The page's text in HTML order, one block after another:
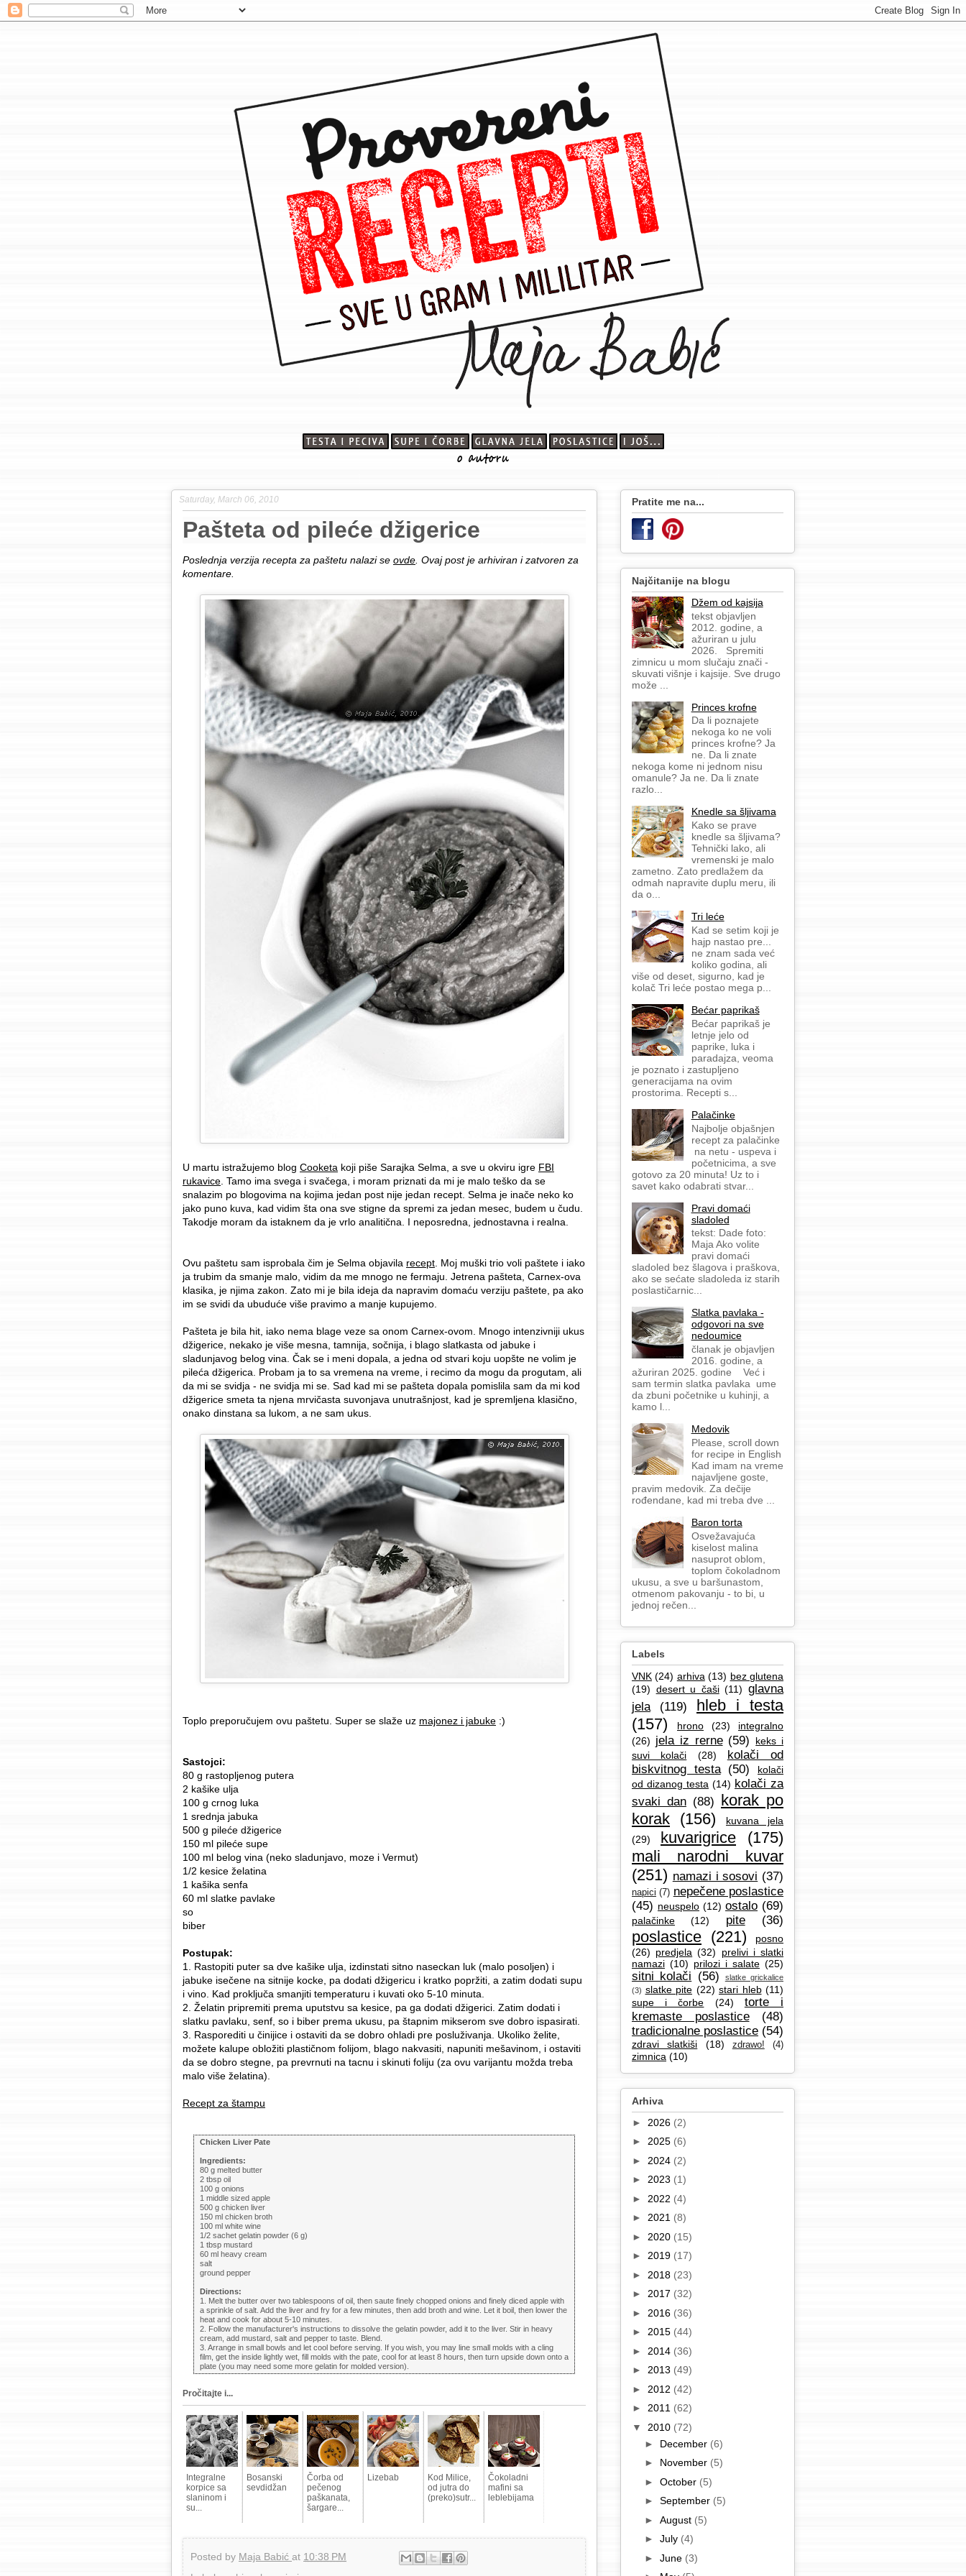
Saturday, March 06, 2010
Pašteta od pileće džigerice
Poslednja verzija recepta za paštetu nalazi se ovde . Ovaj post je arhiviran i zatvoren za
komentare.
U martu istražujemo blog Cooketa koji piše Sarajka Selma, a sve u okviru igre FBI
rukavice . Tamo ima svega i svačega, i moram priznati da mi je malo teško da se
snalazim po blogovima na kojima jedan post nije jedan recept. Selma je inače neko ko
jako puno kuva, kad vidim šta ona sve stigne da spremi za jedan mesec, budem u čudu.
Takodje moram da istaknem da je vrlo analitična. I neposredna, jednostavna i realna.
Ovu paštetu sam isprobala čim je Selma objavila recept . Moj muški trio voli paštete i iako
ja trubim da smanje malo, vidim da me mnogo ne fermaju. Jetrena pašteta, Carnex-ova
klasika, je njima zakon. Zato mi je bila ideja da napravim domaću verziju paštete, pa ako
im se svidi da ubuduće više pravimo a manje kupujemo.
Pašteta je bila hit, iako nema blage veze sa onom Carnex-ovom. Mnogo intenzivniji ukus
džigerice, nekako je više mesna, tamnija, sočnija, i blago slatkasta od jabuke i
sladunjavog belog vina. Čak se i meni dopala, a jedna od stvari koju uopšte ne volim je
pileća džigerica. Probam ja to sa vremena na vreme, i recimo da mogu da progutam, ali
da mi se svidja - ne svidja mi se. Sad kad mi se pašteta dopala pomislila sam da mi kod
džigerice smeta ta njena mrvičasta suvonjava unutrašnjost, kad je spremljena klasično,
onako dinstana sa lukom, a ne sam ukus.
Toplo preporučujem ovu paštetu. Super se slaže uz majonez i jabuke :)
Sastojci:
80 g rastopljenog putera
2 kašike ulja
100 g crnog luka
1 srednja jabuka
500 g pileće džigerice
150 ml pileće supe
100 ml belog vina (neko sladunjavo, moze i Vermut)
1/2 kesice želatina
1 kašika senfa
60 ml slatke pavlake
so
biber
Postupak:
1. Rastopiti puter sa dve kašike ulja, izdinstati sitno naseckan luk (malo posoljen) i
jabuke isečene na sitnije kocke, pa dodati džigericu i kratko popržiti, a zatim dodati supu
i vino. Kad proključa smanjiti temperaturu i kuvati oko 5-10 minuta.
2. Želatin pripremiti prema uputstvu sa kesice, pa ga dodati džigerici. Zatim dodati i
slatku pavlaku, senf, so i biber prema ukusu, pa štapnim mikserom sve dobro ispasirati.
3. Rasporediti u činijice i ostaviti da se dobro ohladi pre posluživanja. Ukoliko želite,
možete kalupe obložiti plastičnom folijom, blago nakvasiti, napuniti mešavinom, i ostaviti
da se dobro stegne, pa prevrnuti na tacnu i skinuti foliju (za ovu varijantu možda treba
malo više želatina).
Recept za štampu
Chicken Liver Pate
Ingredients:
80 g melted butter
2 tbsp oil
100 g onions
1 middle sized apple
500 g chicken liver
150 ml chicken broth
100 ml white wine
1/2 sachet gelatin powder (6 g)
1 tbsp mustard
60 ml heavy cream
salt
ground pepper
Directions:
1. Melt the butter over two tablespoons of oil, then saute finely chopped onions and finely diced apple with
a sprinkle of salt. Add the liver and fry for a few minutes, then add broth and wine. Let it boil, then lower the
heat and cook for about 5-10 minutes.
2. Follow the manufacturer's instructions to dissolve the gelatin powder, add it to the liver. Stir in heavy
cream, add mustard, salt and pepper to taste. Blend.
3. Arrange in small bowls and let cool before serving. If you wish, you may line small molds with a cling
film, get the inside lightly wet, fill molds with the pate, cool for at least 8 hours, then turn upside down onto a
plate (you may need some more gelatin for molded version).
Pročitajte i...
Integralne
korpice sa
slaninom i
su...
Bosanski
sevdidžan
Čorba od
pečenog
paškanata,
šargare...
Lizebab
Kod Milice,
od jutra do
(preko)sutr...
Čokoladni
mafini sa
leblebijama
Posted by Maja Babić at 10:38 PM
Pratite me na...
Najčitanije na blogu
Džem od kajsija
tekst objavljen
2012. godine, a
ažuriran u julu
2026. Spremiti
zimnicu u mom slučaju znači -
skuvati višnje i kajsije. Sve drugo
može ...
Princes krofne
Da li poznajete
nekoga ko ne voli
princes krofne? Ja
ne. Da li znate
nekoga kome ni jednom nisu
omanule? Ja ne. Da li znate
razlo...
Knedle sa šljivama
Kako se prave
knedle sa šljivama?
Tehnički lako, ali
vremenski je malo
zametno. Zato predlažem da
odmah napravite duplu meru, ili
da o...
Tri leće
Kad se setim koji je
hajp nastao pre...
ne znam sada već
koliko godina, ali
više od deset, sigurno, kad je
kolač Tri leće postao mega p...
Bećar paprikaš
Bećar paprikaš je
letnje jelo od
paprike, luka i
paradajza, veoma
je poznato i zastupljeno
generacijama na ovim
prostorima. Recepti s...
Palačinke
Najbolje objašnjen
recept za palačinke
na netu - uspeva i
početnicima, a sve
gotovo za 20 minuta! Uz to i
savet kako odabrati stvar...
Pravi domaći
sladoled
tekst: Dade foto:
Maja Ako volite
pravi domaći
sladoled bez šlagova i praškova,
ako se sećate sladoleda iz starih
poslastičarnic...
Slatka pavlaka -
odgovori na sve
nedoumice
članak je objavljen
2016. godine, a
ažuriran 2025. godine Već i
sam termin slatka pavlaka ume
da zbuni početnike u kuhinji, a
kamo l...
Medovik
Please, scroll down
for recipe in English
Kad imam na vreme
najavljene goste,
pravim medovik. Za dečije
rođendane, kad mi treba dve ...
Baron torta
Osvežavajuća
kiselost malina
nasuprot oblom,
toplom čokoladnom
ukusu, a sve u baršunastom,
otmenom pakovanju - to bi, u
jednoj rečen...
Labels
VNK (24) arhiva (13) bez glutena
(19) desert u čaši (11) glavna
jela
(119)
hleb i testa
(157)
hrono (23)
integralno
(26) jela iz rerne (59)
keks i
suvi kolači
(28)
kolači od
biskvitnog testa (50)
kolači
od dizanog testa (14) kolači za
svaki dan (88) korak po
korak (156)
kuvana jela
(29)
kuvarigrice
(175)
mali narodni kuvar
(251) namazi i sosovi (37)
napici (7) nepečene poslastice
(45) neuspelo (12) ostalo (69)
palačinke (12) pite (36)
poslastice (221)
posno
(26) predjela (32)
prelivi i slatki
namazi (10) prilozi i salate (25)
sitni kolači (56)
slatke grickalice
(3) slatke pite (22) stari hleb (11)
supe i čorbe
(24)
torte i
kremaste poslastice
(48)
tradicionalne poslastice (54)
zdravi slatkiši (18) zdrawo! (4)
zimnica (10)
Arhiva
► 2026 (2)
► 2025 (6)
► 2024 (2)
► 2023 (1)
► 2022 (4)
► 2021 (8)
► 2020 (15)
► 2019 (17)
► 2018 (23)
► 2017 (32)
► 2016 (36)
► 2015 (44)
► 2014 (36)
► 2013 (49)
► 2012 (42)
► 2011 (62)
▼ 2010 (72)
► December (6)
► November (5)
► October (5)
► September (5)
► August (5)
► July (4)
► June (3)